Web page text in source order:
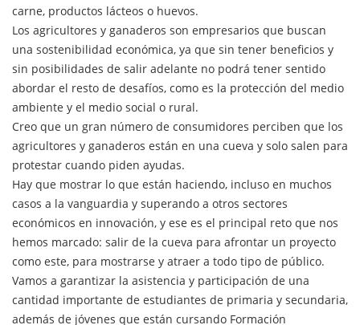
carne, productos lácteos o huevos.
Los agricultores y ganaderos son empresarios que buscan
una sostenibilidad económica, ya que sin tener beneficios y
sin posibilidades de salir adelante no podrá tener sentido
abordar el resto de desafíos, como es la protección del medio
ambiente y el medio social o rural.
Creo que un gran número de consumidores perciben que los
agricultores y ganaderos están en una cueva y solo salen para
protestar cuando piden ayudas.
Hay que mostrar lo que están haciendo, incluso en muchos
casos a la vanguardia y superando a otros sectores
económicos en innovación, y ese es el principal reto que nos
hemos marcado: salir de la cueva para afrontar un proyecto
como este, para mostrarse y atraer a todo tipo de público.
Vamos a garantizar la asistencia y participación de una
cantidad importante de estudiantes de primaria y secundaria,
además de jóvenes que están cursando Formación